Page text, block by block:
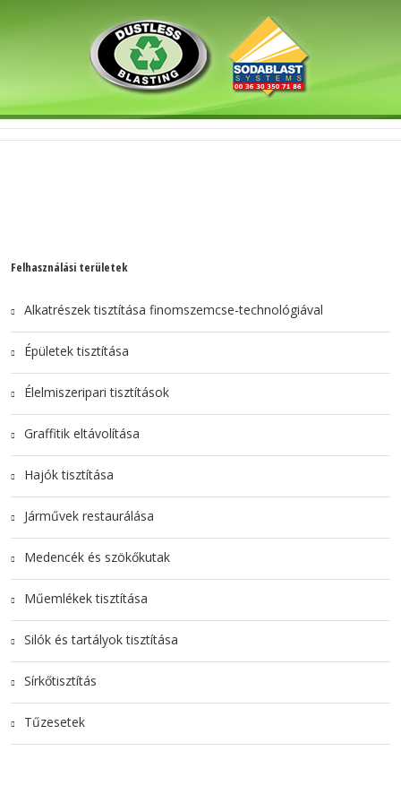
Felhasználási területek
Alkatrészek tisztítása finomszemcse-technológiával
Épületek tisztítása
Élelmiszeripari tisztítások
Graffitik eltávolítása
Hajók tisztítása
Járművek restaurálása
Medencék és szökőkutak
Műemlékek tisztítása
Silók és tartályok tisztítása
Sírkőtisztítás
Tűzesetek